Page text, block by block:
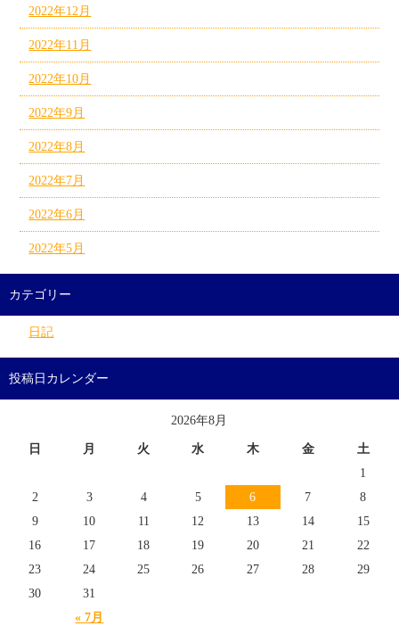
2022年12月
2022年11月
2022年10月
2022年9月
2022年8月
2022年7月
2022年6月
2022年5月
カテゴリー
日記
投稿日カレンダー
2026年8月
日 月 火 水 木 金 土
« 7月
1
2
3 4 5 6 7
8
9
10 11 12 13 14
15
16
17 18 19 20 21
22
23
24 25 26 27 28
29
30
31